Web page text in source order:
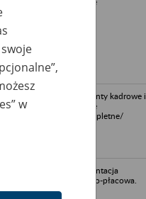
dokumenty kadrowe i
płacowe
/niekompletne/
dokumentacja
osobowo-płacowa.
w